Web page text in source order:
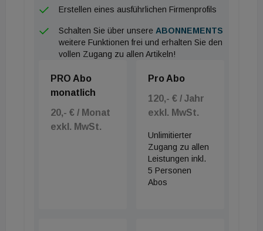
Ding kostet nach ARD-Informationen jedenfalls
ordentlich Geld. Die Baukosten für den kompletten
KI-Campus dürften vermutlich bei rund drei
Hauptinvestor ist eben die Schwarz-Gruppe die von
Heilbronn aus die Ketten Lidl und Kaufland steuert.
Mehr 80 Partner seien schon jetzt mit an Bord, so
der Bericht des deutschen TV-Senders: Darunter
prominente Namen wie SAP, Telekom, Claas,
Porsche, Stihl, Würth oder Recaro und Vodafone.
Auch regionale Betriebe wie der
Erstellen eines ausführlichen Firmenprofils
Schalten Sie über unsere ABONNEMENTS
weitere Funktionen frei und erhalten Sie den
vollen Zugang zu allen Artikeln!
PRO Abo
monatlich
20,- € / Monat
exkl. MwSt.
Pro Abo
120,- € / Jahr
exkl. MwSt.
Unlimitierter
Zugang zu allen
Leistungen inkl.
5 Personen
Abos